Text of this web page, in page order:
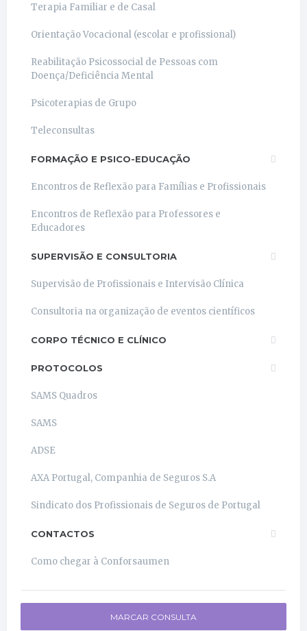
Terapia Familiar e de Casal
Orientação Vocacional (escolar e profissional)
Reabilitação Psicossocial de Pessoas com
Doença/Deficiência Mental
Psicoterapias de Grupo
Teleconsultas
FORMAÇÃO E PSICO-EDUCAÇÃO
Encontros de Reflexão para Famílias e Profissionais
Encontros de Reflexão para Professores e
Educadores
SUPERVISÃO E CONSULTORIA
Supervisão de Profissionais e Intervisão Clínica
Consultoria na organização de eventos científicos
CORPO TÉCNICO E CLÍNICO
PROTOCOLOS
SAMS Quadros
SAMS
ADSE
AXA Portugal, Companhia de Seguros S.A
Sindicato dos Profissionais de Seguros de Portugal
CONTACTOS
Como chegar à Conforsaumen
MARCAR CONSULTA